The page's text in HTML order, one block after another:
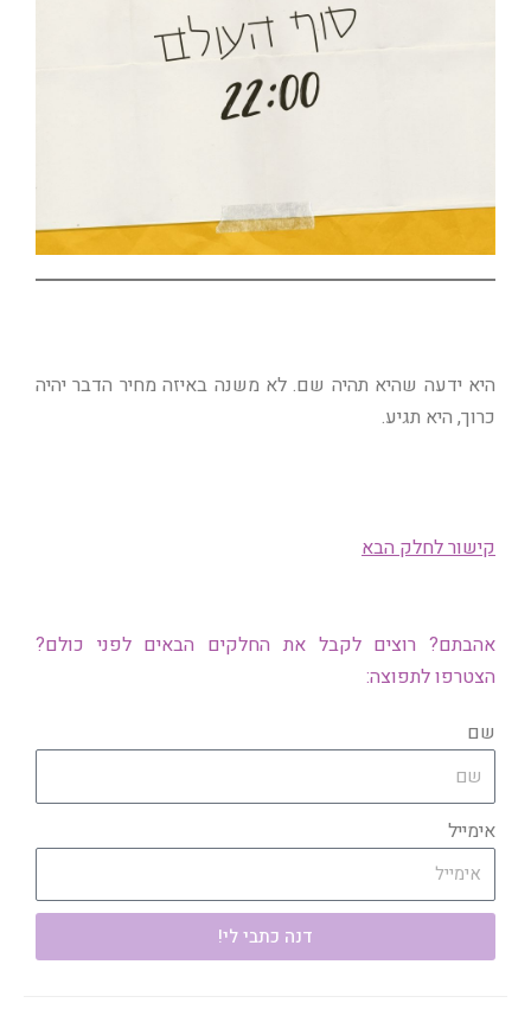
היא ידעה שהיא תהיה שם. לא משנה באיזה מחיר הדבר יהיה
כרוך, היא תגיע.
קישור לחלק הבא
אהבתם? רוצים לקבל את החלקים הבאים לפני כולם?
הצטרפו לתפוצה:
שם
אימייל
דנה כתבי לי!